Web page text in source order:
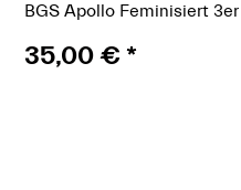
BGS Apollo Feminisiert 3er
35,00 €*